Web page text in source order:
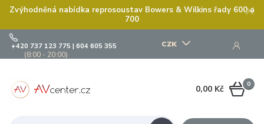
Zvýhodněná nabídka reprosoustav Bowers & Wilkins řady 600 a
700
CZK
+420 737 123 775 | 604 605 355
(8:00 - 20:00)
0
0,00 Kč